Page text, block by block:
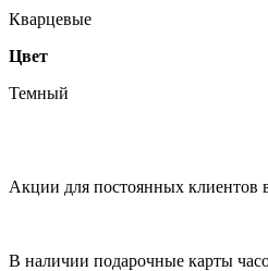
Кварцевые
Цвет
Темный
Акции для постоянных клиентов
В наличии подарочные карты